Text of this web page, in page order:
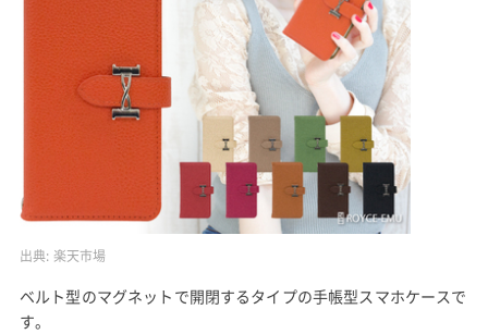
出典: 楽天市場
ベルト型のマグネットで開閉するタイプの手帳型スマホケースで
す。